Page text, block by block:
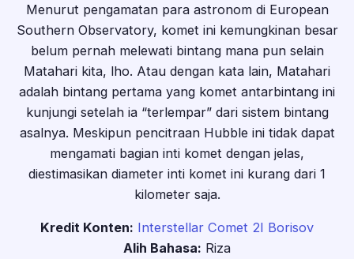
Menurut pengamatan para astronom di European
Southern Observatory, komet ini kemungkinan besar
belum pernah melewati bintang mana pun selain
Matahari kita, lho. Atau dengan kata lain, Matahari
adalah bintang pertama yang komet antarbintang ini
kunjungi setelah ia “terlempar” dari sistem bintang
asalnya. Meskipun pencitraan Hubble ini tidak dapat
mengamati bagian inti komet dengan jelas,
diestimasikan diameter inti komet ini kurang dari 1
kilometer saja.
Kredit Konten: Interstellar Comet 2I Borisov
Alih Bahasa: Riza